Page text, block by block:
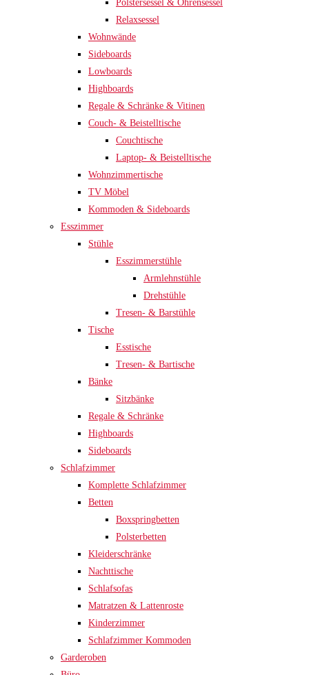
Polstersessel & Ohrensessel
Relaxsessel
Wohnwände
Sideboards
Lowboards
Highboards
Regale & Schränke & Vitinen
Couch- & Beistelltische
Couchtische
Laptop- & Beistelltische
Wohnzimmertische
TV Möbel
Kommoden & Sideboards
Esszimmer
Stühle
Esszimmerstühle
Armlehnstühle
Drehstühle
Tresen- & Barstühle
Tische
Esstische
Tresen- & Bartische
Bänke
Sitzbänke
Regale & Schränke
Highboards
Sideboards
Schlafzimmer
Komplette Schlafzimmer
Betten
Boxspringbetten
Polsterbetten
Kleiderschränke
Nachttische
Schlafsofas
Matratzen & Lattenroste
Kinderzimmer
Schlafzimmer Kommoden
Garderoben